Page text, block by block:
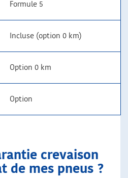
Formule 5
Incluse (option 0 km)
Option 0 km
Option
crevaison
de mes pneus ?